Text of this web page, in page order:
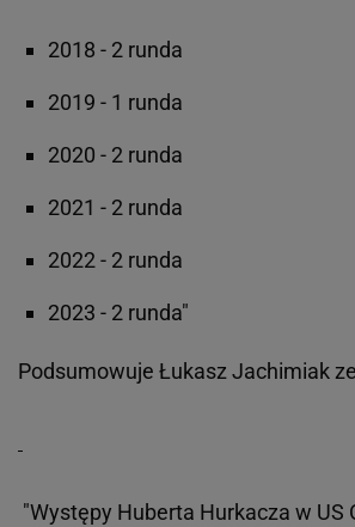
2018 - 2 runda
2019 - 1 runda
2020 - 2 runda
2021 - 2 runda
2022 - 2 runda
2023 - 2 runda"
Podsumowuje Łukasz Jachimiak
"Występy Huberta Hurkacza w US